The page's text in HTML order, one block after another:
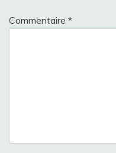
Commentaire *